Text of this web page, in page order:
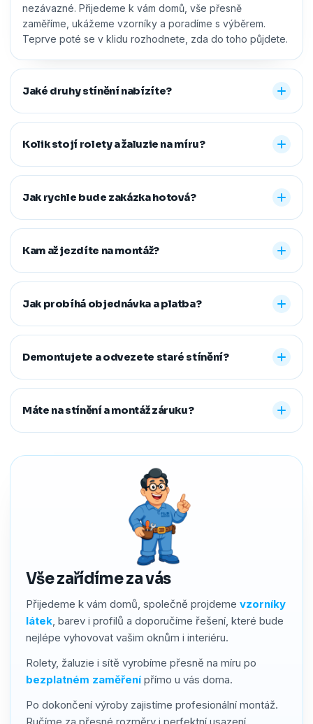
Vše zařídíme za vás
Přijedeme k vám domů, společně projdeme vzorníky
látek, barev i profilů a doporučíme řešení, které bude
nejlépe vyhovovat vašim oknům i interiéru.
Rolety, žaluzie i sítě vyrobíme přesně na míru po
bezplatném zaměření přímo u vás doma.
Po dokončení výroby zajistíme profesionální montáž.
nezávazné. Přijedeme k vám domů, vše přesně
zaměříme, ukážeme vzorníky a poradíme s výběrem.
Teprve poté se v klidu rozhodnete, zda do toho půjdete.
Jaké druhy stínění nabízíte?
Nabízíme vnitřní i venkovní stínění na míru: rolety den a
noc, plisé rolety, římské, látkové a termo rolety, vertikální,
dřevěné, bambusové i hliníkové žaluzie a sítě proti
hmyzu. Vyrobíme řešení pro běžná, střešní i atypická
Kolik stojí rolety a žaluzie na míru?
Konečná cena se odvíjí od zvoleného typu stínění a jeho
vodicích lišt, rozměru oken i vybrané látky či dekoru.
Přesnou cenovou nabídku vám připravíme zdarma.
Jak rychle bude zakázka hotová?
Standardní dodací lhůta je 7–14 pracovních dní od
zabere 1–2 hodiny, větší zakázky zvládneme během
jednoho dne. Pokud na termín spěcháte, vždy se snažíme
Kam až jezdíte na montáž?
Působíme především v Moravskoslezském,
Pardubickém a Zlínském kraji, na Vysočině a v Praze. V
rámci našeho regionu dopravu neúčtujeme, vzdálenější
Jak probíhá objednávka a platba?
Stačí nám zavolat, napsat nebo vyplnit nezávazný
formulář. Po výběru řešení skládáte zálohu na materiál a
doplatek hradíte až po dokončené montáži, když je vše
hotové a vy spokojení. Preferujeme platbu převodem,
Demontujete a odvezete staré stínění?
Ano. Staré žaluzie nebo rolety za vás profesionálně
předem říct a o všechno se postaráme, abyste neměli
žádné starosti navíc.
Máte na stínění a montáž záruku?
podle typu stínění. Používáme kvalitní materiály a precizní
zpracování, a pokud by přesto bylo potřeba cokoliv řešit,
náš servis vyřídíme rychle a férově.